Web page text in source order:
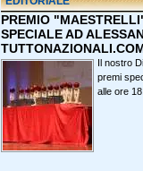
PREMIO
SPECIALE AD
Il nostro
premi
alle ore